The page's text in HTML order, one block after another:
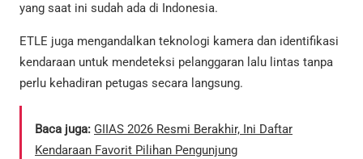
yang saat ini sudah ada di Indonesia.
ETLE juga mengandalkan teknologi kamera dan identifikasi
kendaraan untuk mendeteksi pelanggaran lalu lintas tanpa
perlu kehadiran petugas secara langsung.
Baca juga: GIIAS 2026 Resmi Berakhir, Ini Daftar
Kendaraan Favorit Pilihan Pengunjung